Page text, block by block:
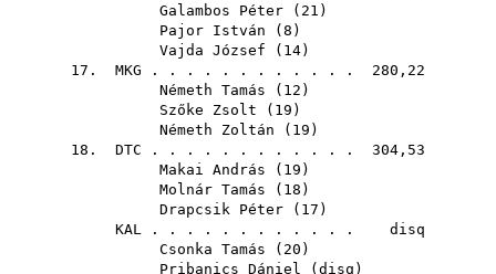
Galambos Péter ( 21 )
Pajor István ( 8 )
Vajda József ( 14)
17. MKG . . . . . . . . . . . . 280,22
Németh Tamás ( 12 )
Szőke Zsolt ( 19 )
Németh Zoltán ( 19 )
18. DTC . . . . . . . . . . . . 304,53
Makai András ( 19 )
Molnár Tamás ( 18 )
Drapcsik Péter ( 17 )
KAL . . . . . . . . . . . . disq
Csonka Tamás ( 20 )
Pribanics Dániel ( disq )